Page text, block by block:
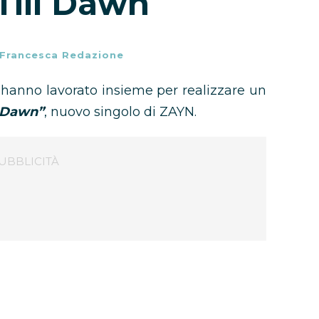
Redazione
lavorato insieme per realizzare un
, nuovo singolo di ZAYN.